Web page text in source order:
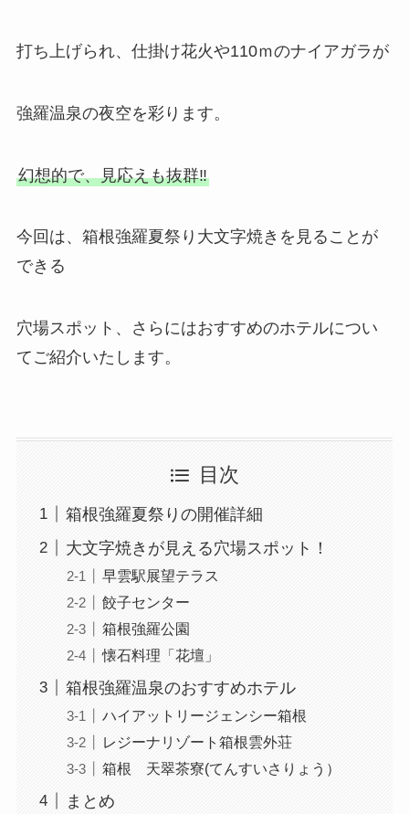
打ち上げられ、仕掛け花火や110ｍのナイアガラが
強羅温泉の夜空を彩ります。
幻想的で、見応えも抜群‼
今回は、箱根強羅夏祭り大文字焼きを見ることが
できる
穴場スポット、さらにはおすすめのホテルについ
てご紹介いたします。
目次
箱根強羅夏祭りの開催詳細
大文字焼きが見える穴場スポット！
早雲駅展望テラス
餃子センター
箱根強羅公園
懐石料理「花壇」
箱根強羅温泉のおすすめホテル
ハイアットリージェンシー箱根
レジーナリゾート箱根雲外荘
箱根 天翠茶寮(てんすいさりょう）
まとめ